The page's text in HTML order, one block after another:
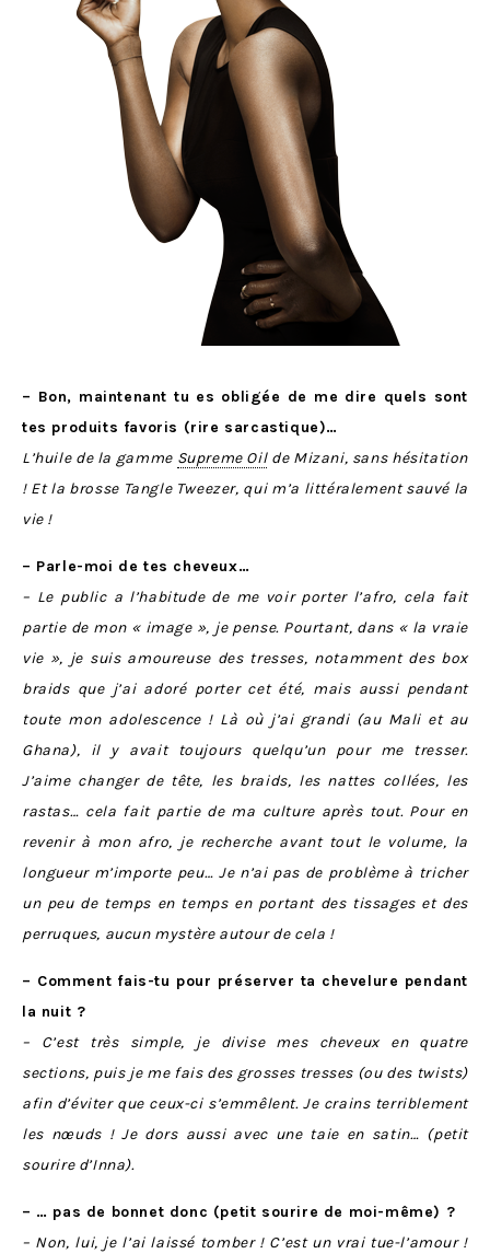
– Bon, maintenant tu es obligée de me dire quels sont
tes produits favoris (rire sarcastique)…
L’huile de la gamme Supreme Oilde Mizani, sans hésitation
! Et la brosse Tangle Tweezer, qui m’a littéralement sauvé la
vie !
– Parle-moi de tes cheveux…
– Le public a l’habitude de me voir porter l’afro, cela fait
partie de mon « image », je pense. Pourtant, dans « la vraie
vie », je suis amoureuse des tresses, notamment des box
braids que j’ai adoré porter cet été, mais aussi pendant
toute mon adolescence ! Là où j’ai grandi (au Mali et au
Ghana), il y avait toujours quelqu’un pour me tresser.
J’aime changer de tête, les braids, les nattes collées, les
rastas… cela fait partie de ma culture après tout. Pour en
revenir à mon afro, je recherche avant tout le volume, la
longueur m’importe peu… Je n’ai pas de problème à tricher
un peu de temps en temps en portant des tissages et des
perruques, aucun mystère autour de cela !
– Comment fais-tu pour préserver ta chevelure pendant
la nuit ?
– C’est très simple, je divise mes cheveux en quatre
sections, puis je me fais des grosses tresses (ou des twists)
afin d’éviter que ceux-ci s’emmêlent. Je crains terriblement
les nœuds ! Je dors aussi avec une taie en satin… (petit
sourire d’Inna).
– … pas de bonnet donc (petit sourire de moi-même) ?
– Non, lui, je l’ai laissé tomber ! C’est un vrai tue-l’amour !